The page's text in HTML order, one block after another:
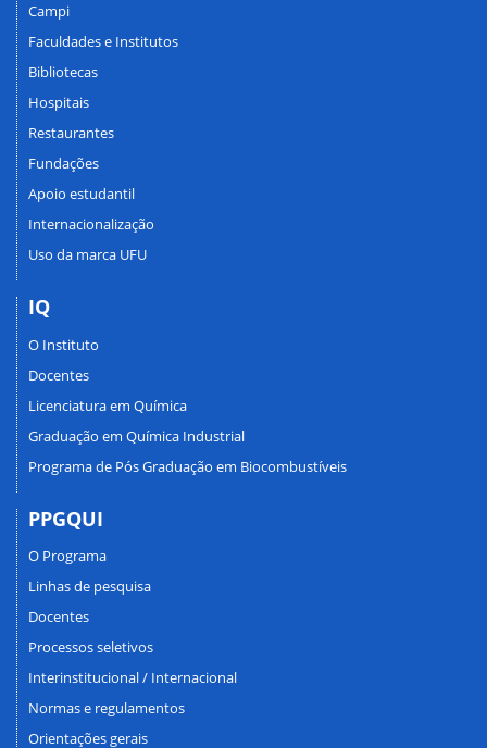
Campi
Faculdades e Institutos
Bibliotecas
Hospitais
Restaurantes
Fundações
Apoio estudantil
Internacionalização
Uso da marca UFU
IQ
O Instituto
Docentes
Licenciatura em Química
Graduação em Química Industrial
Programa de Pós Graduação em Biocombustíveis
PPGQUI
O Programa
Linhas de pesquisa
Docentes
Processos seletivos
Interinstitucional / Internacional
Normas e regulamentos
Orientações gerais